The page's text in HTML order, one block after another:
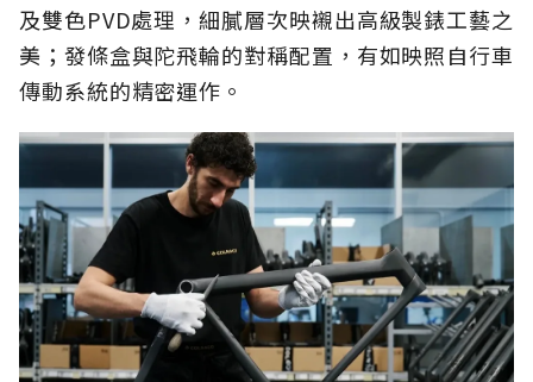
及雙色PVD處理，細膩層次映襯出高級製錶工藝之
美；發條盒與陀飛輪的對稱配置，有如映照自行車
傳動系統的精密運作。